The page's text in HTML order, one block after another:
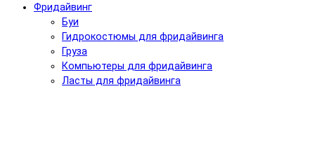
Фридайвинг
Буи
Гидрокостюмы для фридайвинга
Груза
Компьютеры для фридайвинга
Ласты для фридайвинга